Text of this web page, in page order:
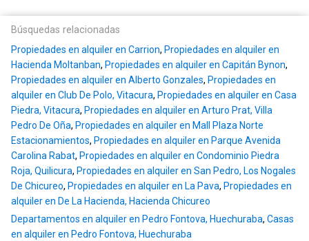
Búsquedas relacionadas
Propiedades en alquiler en Carrion, Propiedades en alquiler en
Hacienda Moltanban, Propiedades en alquiler en Capitán Bynon,
Propiedades en alquiler en Alberto Gonzales, Propiedades en
alquiler en Club De Polo, Vitacura, Propiedades en alquiler en Casa
Piedra, Vitacura, Propiedades en alquiler en Arturo Prat, Villa
Pedro De Oña, Propiedades en alquiler en Mall Plaza Norte
Estacionamientos, Propiedades en alquiler en Parque Avenida
Carolina Rabat, Propiedades en alquiler en Condominio Piedra
Roja, Quilicura, Propiedades en alquiler en San Pedro, Los Nogales
De Chicureo, Propiedades en alquiler en La Pava, Propiedades en
alquiler en De La Hacienda, Hacienda Chicureo
Departamentos en alquiler en Pedro Fontova, Huechuraba, Casas
en alquiler en Pedro Fontova, Huechuraba